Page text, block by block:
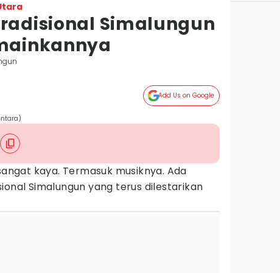
Simalungun
Add Us on Google
kaya. Termasuk musiknya. Ada
Simalungun yang terus dilestarikan